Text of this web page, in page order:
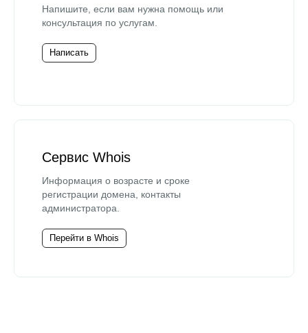
Напишите, если вам нужна помощь или
консультация по услугам.
Написать
Сервис Whois
Информация о возрасте и сроке
регистрации домена, контакты
администратора.
Перейти в Whois